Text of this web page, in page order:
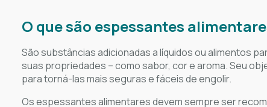
O que são espessantes
São substâncias adicionadas a líquidos ou alimentos
suas propriedades – como sabor, cor e aroma. Seu
para torná-las mais seguras e fáceis de engolir.
Os espessantes alimentares devem sempre ser